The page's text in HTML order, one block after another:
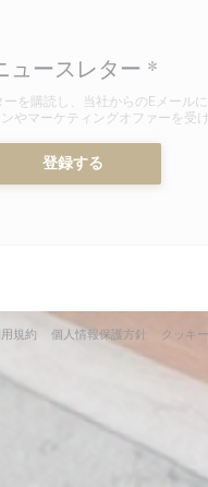
ュースレター *
を購読し、当社からのEメール
やマーケティングオファーを受け
登録する
いウィンドウで開きます))
規約 ((新しいウィンドウで開きます))
個人情報保護方針 ((新しい
クッキ